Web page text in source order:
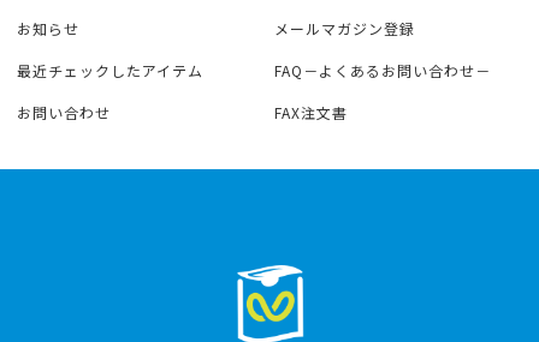
お知らせ メールマガジン登録
最近チェックしたアイテム FAQ－よくあるお問い合わせ－
お問い合わせ FAX注文書